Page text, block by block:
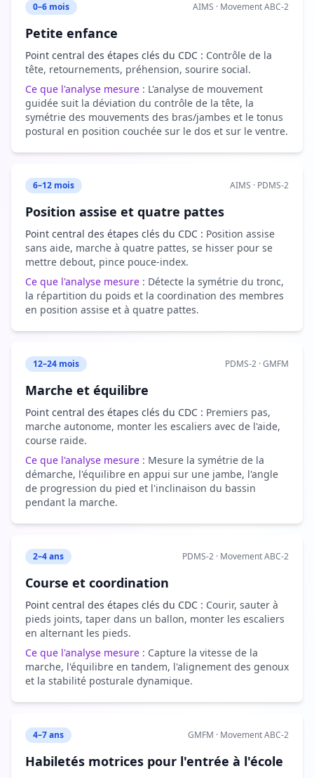
0–6 mois AIMS · Movement ABC-2
Petite enfance
Point central des étapes clés du CDC : Contrôle de la
tête, retournements, préhension, sourire social.
Ce que l'analyse mesure : L'analyse de mouvement
guidée suit la déviation du contrôle de la tête, la
symétrie des mouvements des bras/jambes et le tonus
postural en position couchée sur le dos et sur le ventre.
6–12 mois AIMS · PDMS-2
Position assise et quatre pattes
Point central des étapes clés du CDC : Position assise
sans aide, marche à quatre pattes, se hisser pour se
mettre debout, pince pouce-index.
Ce que l'analyse mesure : Détecte la symétrie du tronc,
la répartition du poids et la coordination des membres
en position assise et à quatre pattes.
12–24 mois PDMS-2 · GMFM
Marche et équilibre
Point central des étapes clés du CDC : Premiers pas,
marche autonome, monter les escaliers avec de l'aide,
course raide.
Ce que l'analyse mesure : Mesure la symétrie de la
démarche, l'équilibre en appui sur une jambe, l'angle
de progression du pied et l'inclinaison du bassin
pendant la marche.
2–4 ans PDMS-2 · Movement ABC-2
Course et coordination
Point central des étapes clés du CDC : Courir, sauter à
pieds joints, taper dans un ballon, monter les escaliers
en alternant les pieds.
Ce que l'analyse mesure : Capture la vitesse de la
marche, l'équilibre en tandem, l'alignement des genoux
et la stabilité posturale dynamique.
4–7 ans GMFM · Movement ABC-2
Habiletés motrices pour l'entrée à l'école